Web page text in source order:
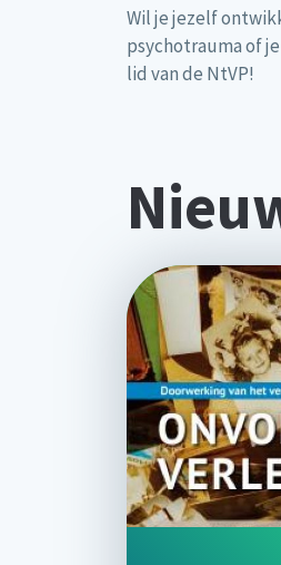
Wil je jezelf
psychotrauma of
lid van de NtVP!